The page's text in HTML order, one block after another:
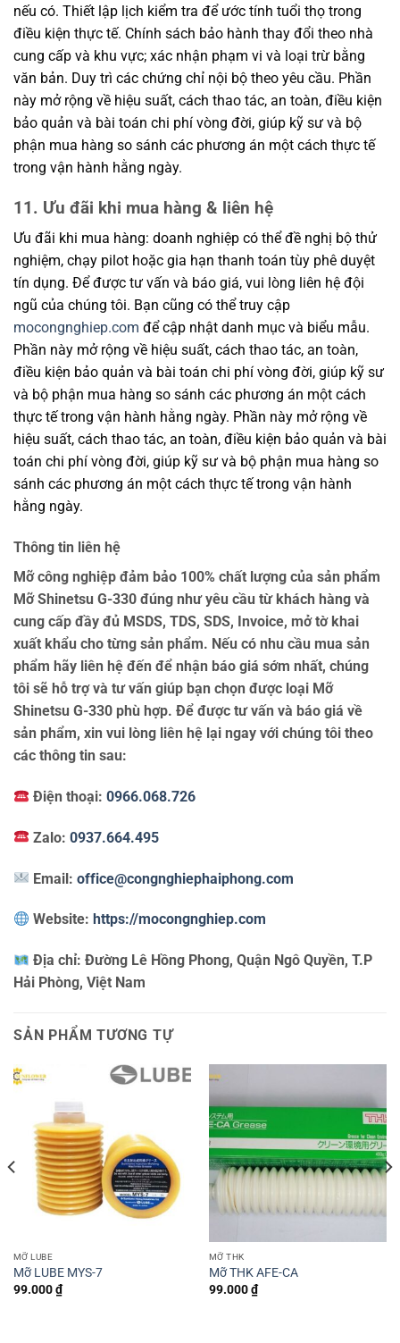
nếu có. Thiết lập lịch kiểm tra để ước tính tuổi thọ trong
điều kiện thực tế. Chính sách bảo hành thay đổi theo nhà
cung cấp và khu vực; xác nhận phạm vi và loại trừ bằng
văn bản. Duy trì các chứng chỉ nội bộ theo yêu cầu. Phần
này mở rộng về hiệu suất, cách thao tác, an toàn, điều kiện
bảo quản và bài toán chi phí vòng đời, giúp kỹ sư và bộ
phận mua hàng so sánh các phương án một cách thực tế
trong vận hành hằng ngày.
11. Ưu đãi khi mua hàng & liên hệ
Ưu đãi khi mua hàng: doanh nghiệp có thể đề nghị bộ thử
nghiệm, chạy pilot hoặc gia hạn thanh toán tùy phê duyệt
tín dụng. Để được tư vấn và báo giá, vui lòng liên hệ đội
ngũ của chúng tôi. Bạn cũng có thể truy cập
mocongnghiep.com để cập nhật danh mục và biểu mẫu.
Phần này mở rộng về hiệu suất, cách thao tác, an toàn,
điều kiện bảo quản và bài toán chi phí vòng đời, giúp kỹ sư
và bộ phận mua hàng so sánh các phương án một cách
thực tế trong vận hành hằng ngày. Phần này mở rộng về
hiệu suất, cách thao tác, an toàn, điều kiện bảo quản và bài
toán chi phí vòng đời, giúp kỹ sư và bộ phận mua hàng so
sánh các phương án một cách thực tế trong vận hành
hằng ngày.
Thông tin liên hệ
Mỡ công nghiệp đảm bảo 100% chất lượng của sản phẩm
Mỡ Shinetsu G-330 đúng như yêu cầu từ khách hàng và
cung cấp đầy đủ MSDS, TDS, SDS, Invoice, mở tờ khai
xuất khẩu cho từng sản phẩm. Nếu có nhu cầu mua sản
phẩm hãy liên hệ đến để nhận báo giá sớm nhất, chúng
tôi sẽ hỗ trợ và tư vấn giúp bạn chọn được loại Mỡ
Shinetsu G-330 phù hợp. Để được tư vấn và báo giá về
sản phẩm, xin vui lòng liên hệ lại ngay với chúng tôi theo
các thông tin sau:
Điện thoại:0966.068.726
Zalo:0937.664.495
Email:office@congnghiephaiphong.com
Website: https://mocongnghiep.com
Địa chỉ:Đường Lê Hồng Phong, Quận Ngô Quyền, T.P
Hải Phòng, Việt Nam
SẢN PHẨM TƯƠNG TỰ
MỠ LUBE
Mỡ LUBE MYS-7
99.000₫
MỠ THK
Mỡ THK AFE-CA
99.000₫